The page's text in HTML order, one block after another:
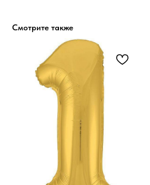
Смотрите также